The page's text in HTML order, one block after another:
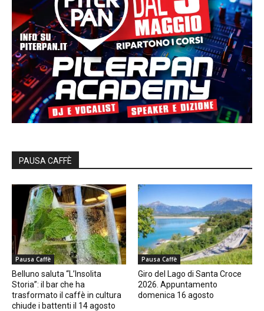
PAUSA CAFFÈ
Pausa Caffè
Belluno saluta “L’Insolita
Storia”: il bar che ha
trasformato il caffè in cultura
chiude i battenti il 14 agosto
Pausa Caffè
Giro del Lago di Santa Croce
2026. Appuntamento
domenica 16 agosto